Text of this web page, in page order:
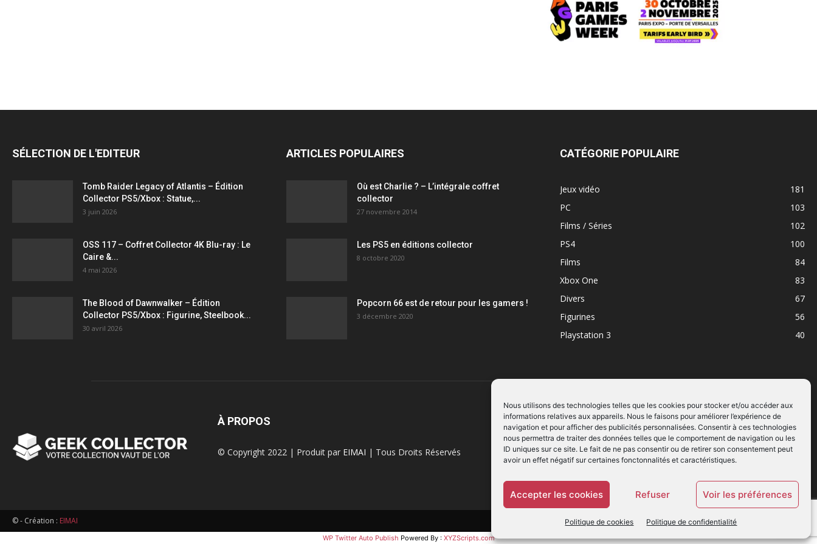
Nous utilisons des technologies telles que les cookies pour stocker et/ou accéder aux
informations relatives aux appareils. Nous le faisons pour améliorer l’expérience de
navigation et pour afficher des publicités personnalisées. Consentir à ces technologies
nous permettra de traiter des données telles que le comportement de navigation ou les
ID uniques sur ce site. Le fait de ne pas consentir ou de retirer son consentement peut
avoir un effet négatif sur certaines fonctonnalités et caractéristiques.
Accepter les cookies Refuser Voir les préférences
Politique de cookies Politique de confidentialité
statuettes
SÉLECTION DE L'EDITEUR
Tomb Raider Legacy of Atlantis – Édition
Collector PS5/Xbox : Statue,...
3 juin 2026
OSS 117 – Coffret Collector 4K Blu-ray : Le
Caire &...
4 mai 2026
The Blood of Dawnwalker – Édition
Collector PS5/Xbox : Figurine, Steelbook...
30 avril 2026
ARTICLES POPULAIRES
Où est Charlie ? – L’intégrale coffret
collector
27 novembre 2014
Les PS5 en éditions collector
8 octobre 2020
Popcorn 66 est de retour pour les gamers !
3 décembre 2020
CATÉGORIE POPULAIRE
Jeux vidéo
181
PC
103
Films / Séries
102
PS4
100
Films
84
Xbox One
83
Divers
67
Figurines
56
Playstation 3
40
À PROPOS
© Copyright 2022 | Produit par EIMAI | Tous Droits Réservés
SUIVEZ NOUS
© - Création : EIMAI
WP Twitter Auto Publish Powered By : XYZScripts.com